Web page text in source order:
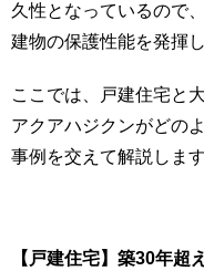
久性となっているので
建物の保護性能を発揮し
ここでは、戸建住宅と
アクアハジクンがどの
事例を交えて解説します
【戸建住宅】築30年超